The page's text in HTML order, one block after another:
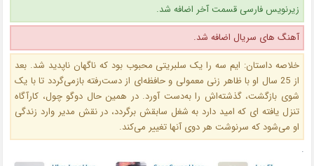
زیرنویس فارسی قسمت آخر اضافه شد.
آهنگ های سریال اضافه شد.
خلاصه داستان: ایم سه‌ را یک سلبریتی محبوب بود که ناگهان ناپدید شد. بعد
از 25 سال او با ظاهر زنی معمولی و حافظه‌ای از دست‌رفته بازمی‌گردد تا با یک
شوی بازگشت، گذشته‌اش را به‌دست آورد. در همین حال دوگو چول، کارآگاه
تنزل یافته ای که امید دارد به شغل سابقش برگردد، در نقش مدیر وارد زندگی
او می‌شود که سرنوشت هر دوی آنها تغییر می‌کند.
.